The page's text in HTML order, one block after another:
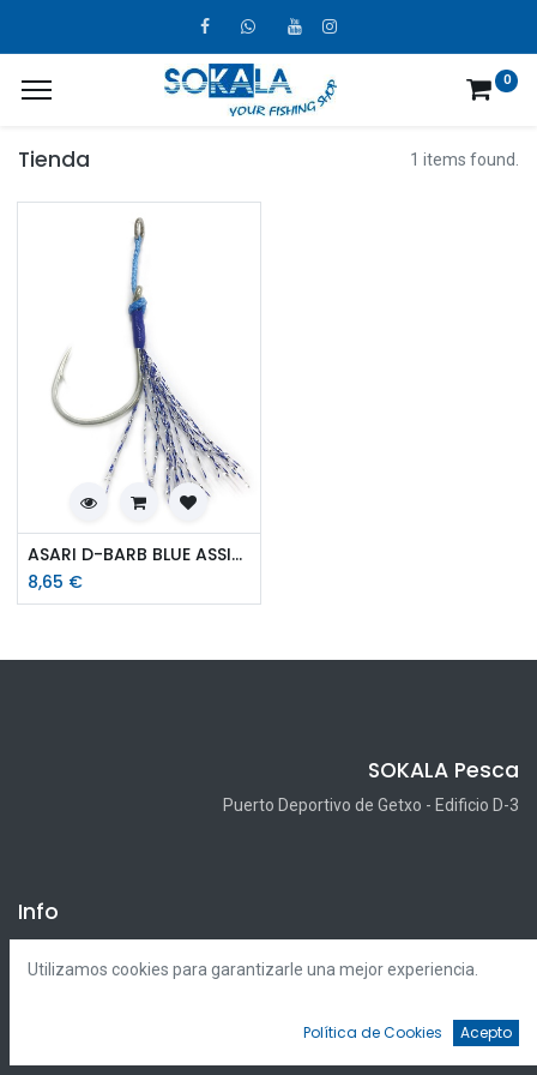
0
Tienda 1 items found.
ASARI D-BARB BLUE ASSIST
8,65 €
SOKALA Pesca
Puerto Deportivo de Getxo - Edificio D-3
Info
Política de cookies (UE)
Utilizamos cookies para garantizarle una mejor experiencia.
Política de Cookies Acepto